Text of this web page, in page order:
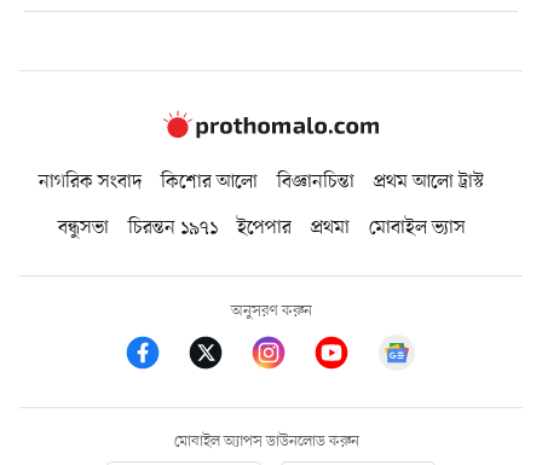
নাগরিক সংবাদ কিশোর আলো বিজ্ঞানচিন্তা
প্রথম আলো ট্রাস্ট
বন্ধুসভা
চিরন্তন ১৯৭১ ইপেপার প্রথমা মোবাইল ভ্যাস
অনুসরণ করুন
মোবাইল অ্যাপস ডাউনলোড করুন